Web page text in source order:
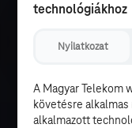
technológiákhoz
Nyilatkozat
A Magyar Telekom
követésre
alkalmazott